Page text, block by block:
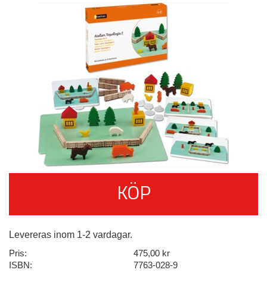
KÖP
Levereras inom 1-2 vardagar.
Pris:
475,00 kr
ISBN:
7763-028-9